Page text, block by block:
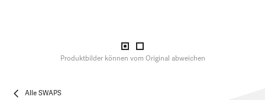
Produktbilder können vom Original abweichen
Alle SWAPS